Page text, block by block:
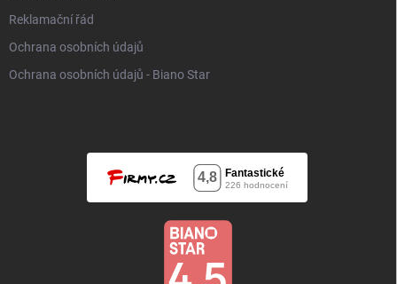
Reklamační řád
Ochrana osobních údajů
Ochrana osobních údajů - Biano Star